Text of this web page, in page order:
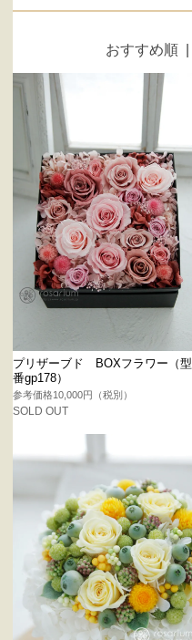
おすすめ順
プリザーブド BOXフラワー（型
番gp178）
参考価格10,000円（税別）
SOLD OUT